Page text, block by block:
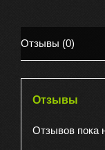
Отзывы (0)
Отзывы
Отзывов пока